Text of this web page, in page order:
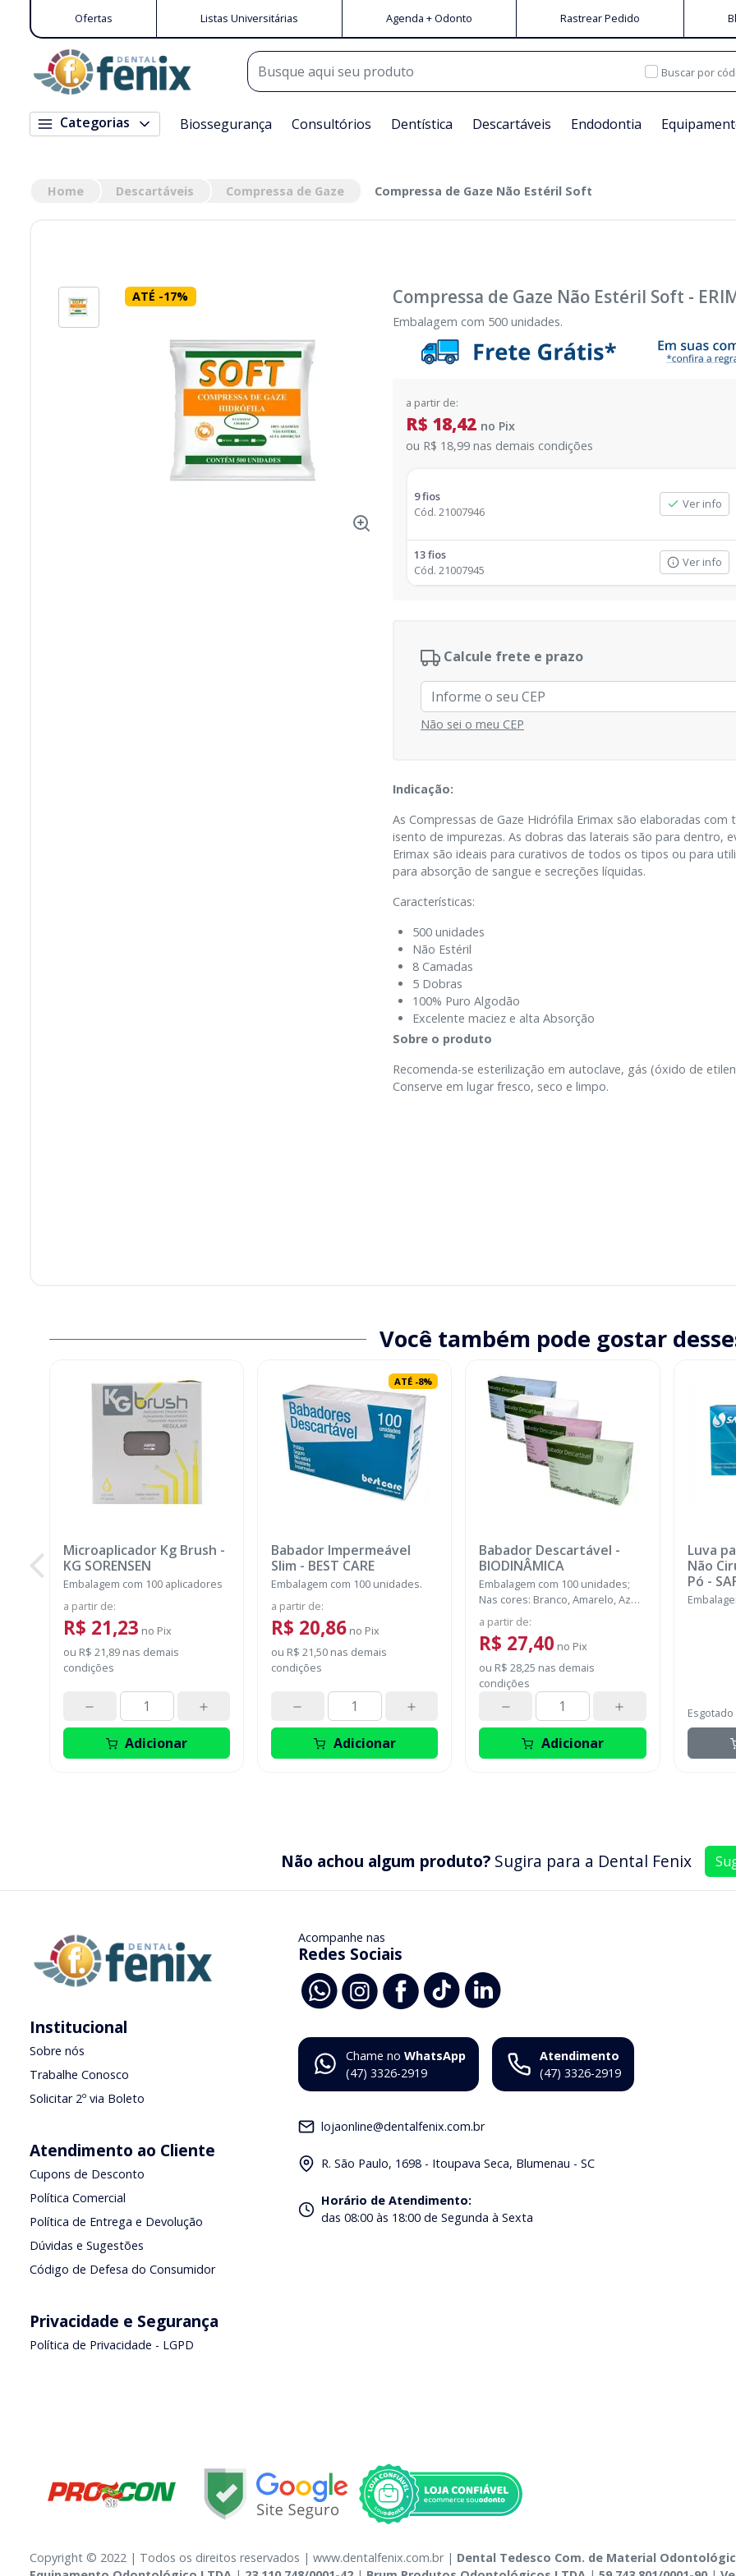
Ofertas Listas Universitárias Agenda + Odonto Rastrear Pedido
Buscar por
Categorias Biossegurança Consultórios Dentística Descartáveis Endodontia
Home Descartáveis Compressa de Gaze Compressa de Gaze Não Estéril Soft
ATÉ -17% Compressa de Gaze Não Estéril Soft -
Embalagem com 500 unidades.
a partir de:
R$ 18,42 no Pix
ou R$ 18,99 nas demais condições
9 fios
Cód. 21007946
Ver info
13 fios
Cód. 21007945
Ver info
Calcule frete e prazo
Não sei o meu CEP
Indicação:
As Compressas de Gaze Hidrófila Erimax são elaboradas
isento de impurezas. As dobras das laterais são para dentro,
Erimax são ideais para curativos de todos os tipos ou para
para absorção de sangue e secreções líquidas.
Características:
500 unidades
Não Estéril
8 Camadas
5 Dobras
100% Puro Algodão
Excelente maciez e alta Absorção
Sobre o produto
Recomenda-se esterilização em autoclave, gás (óxido de
Conserve em lugar fresco, seco e limpo.
Você também pode gostar
Microaplicador Kg Brush -
KG SORENSEN
Embalagem com 100 aplicadores
a partir de:
R$ 21,23 no Pix
ou R$ 21,89 nas demais
condições
Adicionar
ATÉ -8%
Babador Impermeável
Slim - BEST CARE
Embalagem com 100 unidades.
a partir de:
R$ 20,86 no Pix
ou R$ 21,50 nas demais
condições
Adicionar
Babador Descartável -
BIODINÂMICA
Embalagem com 100 unidades;
Nas cores: Branco, Amarelo, Azul,
Rosa, Verde e Misto.
a partir de:
R$ 27,40 no Pix
ou R$ 28,25 nas demais
condições
Adicionar
Luva
Não
Pó -
Esgotado
Não achou algum produto? Sugira para a Dental Fenix
Institucional
Sobre nós
Trabalhe Conosco
Solicitar 2º via Boleto
Atendimento ao Cliente
Cupons de Desconto
Política Comercial
Política de Entrega e Devolução
Dúvidas e Sugestões
Código de Defesa do Consumidor
Privacidade e Segurança
Política de Privacidade - LGPD
Acompanhe nas
Redes Sociais
Chame no WhatsApp
(47) 3326-2919
Atendimento
(47) 3326-2919
lojaonline@dentalfenix.com.br
R. São Paulo, 1698 - Itoupava Seca, Blumenau - SC
Horário de Atendimento:
das 08:00 às 18:00 de Segunda à Sexta
Copyright © 2022 | Todos os direitos reservados | www.dentalfenix.com.br | Dental Tedesco Com. de Material